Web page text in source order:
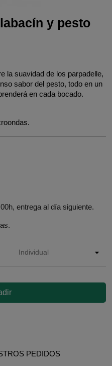
y pesto
la suavidad de los parpadelle,
sabor del pesto, todo en un
en cada bocado.
entrega al día siguiente.
PEDIDOS